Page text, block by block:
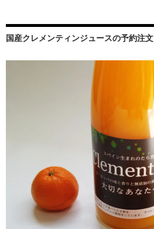
国産クレメンティンジュースの予約注文